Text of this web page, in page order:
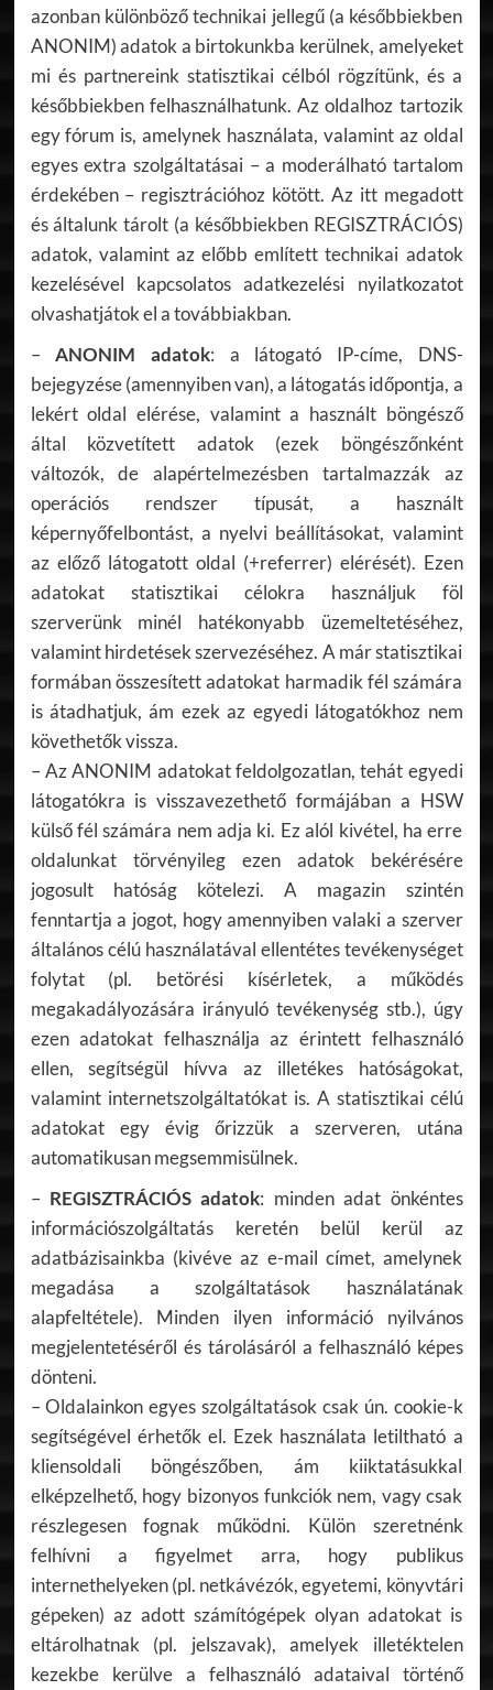
azonban különböző technikai jellegű (a későbbiekben
ANONIM) adatok a birtokunkba kerülnek, amelyeket
mi és partnereink statisztikai célból rögzítünk, és a
későbbiekben felhasználhatunk. Az oldalhoz tartozik
egy fórum is, amelynek használata, valamint az oldal
egyes extra szolgáltatásai – a moderálható tartalom
érdekében – regisztrációhoz kötött. Az itt megadott
és általunk tárolt (a későbbiekben REGISZTRÁCIÓS)
adatok, valamint az előbb említett technikai adatok
kezelésével kapcsolatos adatkezelési nyilatkozatot
olvashatjátok el a továbbiakban.
–ANONIM adatok: a látogató IP-címe, DNS-
bejegyzése (amennyiben van), a látogatás időpontja, a
lekért oldal elérése, valamint a használt böngésző
által közvetített adatok (ezek böngészőnként
változók, de alapértelmezésben tartalmazzák az
operációs rendszer típusát, a használt
képernyőfelbontást, a nyelvi beállításokat, valamint
az előző látogatott oldal (+referrer) elérését). Ezen
adatokat statisztikai célokra használjuk föl
szerverünk minél hatékonyabb üzemeltetéséhez,
valamint hirdetések szervezéséhez. A már statisztikai
formában összesített adatokat harmadik fél számára
is átadhatjuk, ám ezek az egyedi látogatókhoz nem
követhetők vissza.
– Az ANONIM adatokat feldolgozatlan, tehát egyedi
látogatókra is visszavezethető formájában a HSW
külső fél számára nem adja ki. Ez alól kivétel, ha erre
oldalunkat törvényileg ezen adatok bekérésére
jogosult hatóság kötelezi. A magazin szintén
fenntartja a jogot, hogy amennyiben valaki a szerver
általános célú használatával ellentétes tevékenységet
folytat (pl. betörési kísérletek, a működés
megakadályozására irányuló tevékenység stb.), úgy
ezen adatokat felhasználja az érintett felhasználó
ellen, segítségül hívva az illetékes hatóságokat,
valamint internetszolgáltatókat is. A statisztikai célú
adatokat egy évig őrizzük a szerveren, utána
automatikusan megsemmisülnek.
– REGISZTRÁCIÓS adatok: minden adat önkéntes
információszolgáltatás keretén belül kerül az
adatbázisainkba (kivéve az e-mail címet, amelynek
megadása a szolgáltatások használatának
alapfeltétele). Minden ilyen információ nyilvános
megjelentetéséről és tárolásáról a felhasználó képes
dönteni.
– Oldalainkon egyes szolgáltatások csak ún. cookie-k
segítségével érhetők el. Ezek használata letiltható a
kliensoldali böngészőben, ám kiiktatásukkal
elképzelhető, hogy bizonyos funkciók nem, vagy csak
részlegesen fognak működni. Külön szeretnénk
felhívni a figyelmet arra, hogy publikus
internethelyeken (pl. netkávézók, egyetemi, könyvtári
gépeken) az adott számítógépek olyan adatokat is
eltárolhatnak (pl. jelszavak), amelyek illetéktelen
kezekbe kerülve a felhasználó adataival történő